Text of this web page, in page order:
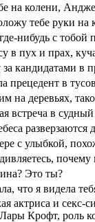
на колени,
тебе руки на
нибудь с тобой
в пух и прах,
кандидатами в
прецедент в
на деревьях,
встреча в
с улыбкой,
почему
Это ты?
что я видела
актриса и секс-
Крофт, роль